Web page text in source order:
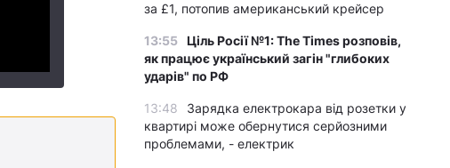
за £1, потопив американський крейсер
13:55 Ціль Росії №1: The Times розповів,
як працює український загін "глибоких
ударів" по РФ
13:48
Зарядка електрокара від розетки у
квартирі може обернутися серйозними
проблемами, - електрик